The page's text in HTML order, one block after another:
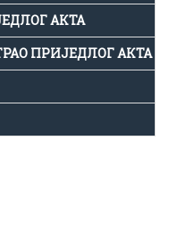
АКТА
ПРИЈЕДЛОГ АКТА